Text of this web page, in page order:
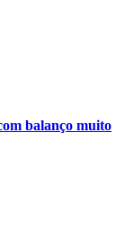
balanço muito